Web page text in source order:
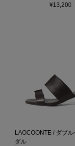
¥13,200
LAOCOONTE / ダブ
ダル